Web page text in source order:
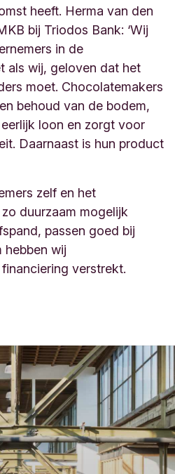
heeft. Herma van den
bij Triodos Bank: ‘Wij
in de
als wij, geloven dat het
moet. Chocolatemakers
behoud van de bodem,
loon en zorgt voor
Daarnaast is hun product
zelf en het
duurzaam mogelijk
passen goed bij
hebben wij
verstrekt.